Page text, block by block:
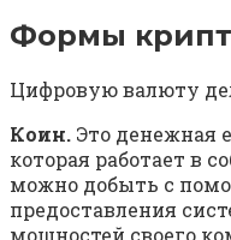
Формы
Цифровую валюту
Коин. Это денежная
которая работает в
можно добыть с
предоставления
мощностей своего